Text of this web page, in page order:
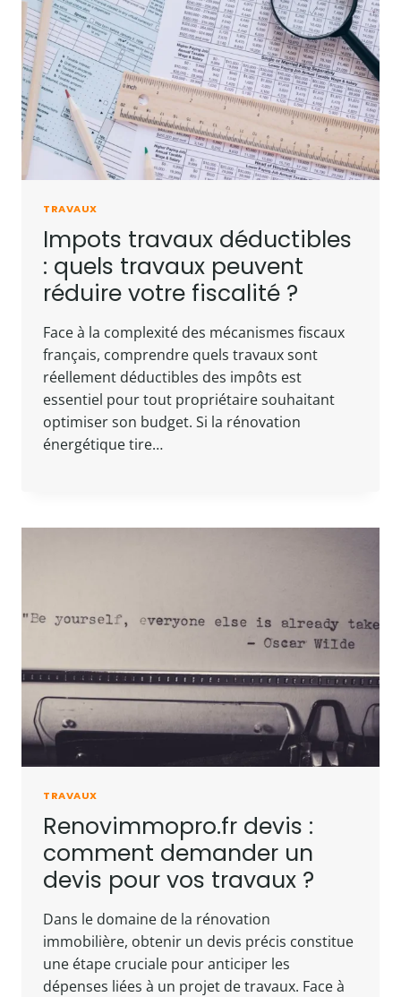
TRAVAUX
Impots travaux déductibles
: quels travaux peuvent
réduire votre fiscalité ?
Face à la complexité des mécanismes fiscaux
français, comprendre quels travaux sont
réellement déductibles des impôts est
essentiel pour tout propriétaire souhaitant
optimiser son budget. Si la rénovation
énergétique tire…
TRAVAUX
Renovimmopro.fr devis :
comment demander un
devis pour vos travaux ?
Dans le domaine de la rénovation
immobilière, obtenir un devis précis constitue
une étape cruciale pour anticiper les
dépenses liées à un projet de travaux. Face à